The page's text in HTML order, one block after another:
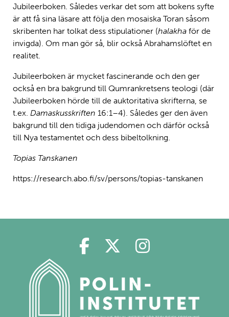
Jubileerboken. Således verkar det som att bokens syfte
är att få sina läsare att följa den mosaiska Toran såsom
skribenten har tolkat dess stipulationer (halakha för de
invigda). Om man gör så, blir också Abrahamslöftet en
realitet.
Jubileerboken är mycket fascinerande och den ger
också en bra bakgrund till Qumrankretsens teologi (där
Jubileerboken hörde till de auktoritativa skrifterna, se
t.ex. Damaskusskriften 16:1–4). Således ger den även
bakgrund till den tidiga judendomen och därför också
till Nya testamentet och dess bibeltolkning.
Topias Tanskanen
https://research.abo.fi/sv/persons/topias-tanskanen